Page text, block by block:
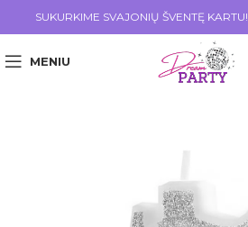
SUKURKIME SVAJONIŲ ŠVENTĘ KARTU!
MENIU